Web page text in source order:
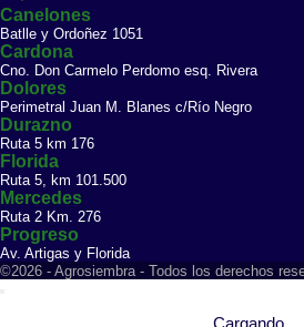
Canelones
Batlle y Ordoñez 1051
Cardona
Cno. Don Carmelo Perdomo esq. Rivera
Dolores
Perimetral Juan M. Blanes c/Río Negro
Durazno
Ruta 5 km 176
Florida
Ruta 5, km 101.500
Mercedes
Ruta 2 Km. 276
Progreso
Av. Artigas y Florida
©2026 - Agrosiembra - Todos los derechos